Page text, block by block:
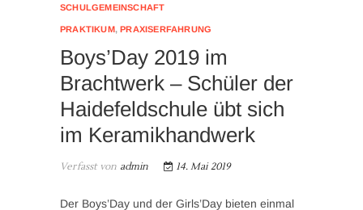
SCHULGEMEINSCHAFT
PRAKTIKUM,PRAXISERFAHRUNG
Boys’Day 2019 im
Brachtwerk – Schüler der
Haidefeldschule übt sich
im Keramikhandwerk
Verfasst von admin 14. Mai 2019
Der Boys’Day und der Girls’Day bieten einmal